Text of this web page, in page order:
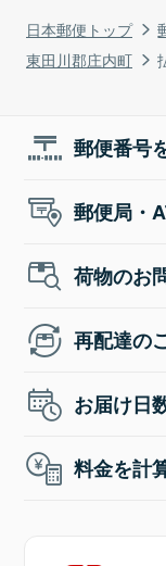
日本郵便トップ
東田川郡庄内町
郵便番号
郵便局・
荷物のお
再配達の
お届け日
料金を計